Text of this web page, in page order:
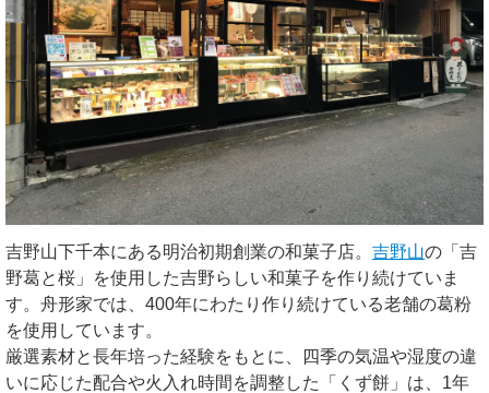
吉野山下千本にある明治初期創業の和菓子店。 吉野山の「吉
野葛と桜」を使用した吉野らしい和菓子を作り続けていま
す。舟形家では、400年にわたり作り続けている老舗の葛粉
を使用しています。
厳選素材と長年培った経験をもとに、四季の気温や湿度の違
いに応じた配合や火入れ時間を調整した「くず餅」は、1年